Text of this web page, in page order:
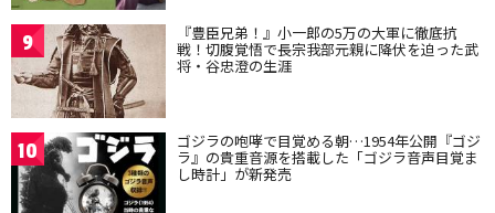
9 『豊臣兄弟！』小一郎の5万の大軍に徹底抗
戦！切腹覚悟で長宗我部元親に降伏を迫った武
将・谷忠澄の生涯
10 ゴジラの咆哮で目覚める朝…1954年公開『ゴジ
ラ』の貴重音源を搭載した「ゴジラ音声目覚ま
し時計」が新発売